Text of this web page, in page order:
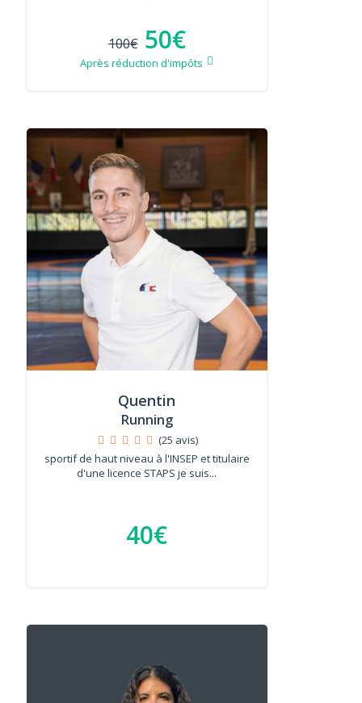
100€ 50€
Après réduction d'impôts
Quentin
Running
(25 avis)
sportif de haut niveau à l'INSEP et titulaire
d'une licence STAPS je suis...
40€